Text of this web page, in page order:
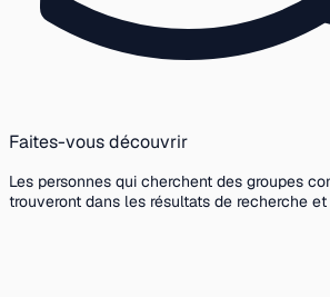
Faites-vous découvrir
Les personnes qui cherchent des groupes
trouveront dans les résultats de recherche